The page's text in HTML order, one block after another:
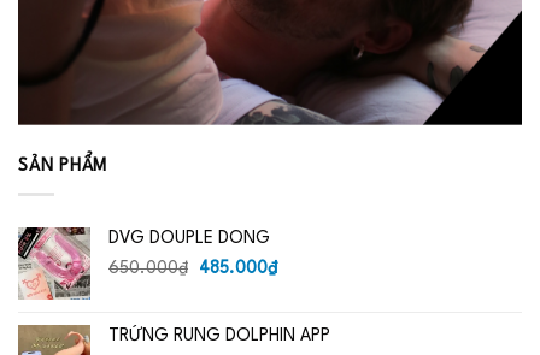
SẢN PHẨM
DVG DOUPLE DONG
650.000₫
Giá
650.000₫.
485.000₫Giá
là:
TRỨNG RUNG DOLPHIN APP